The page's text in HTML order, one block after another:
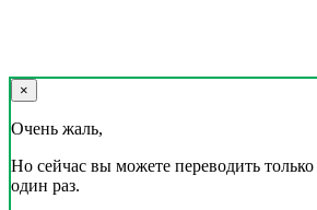
×
Очень жаль,
Но сейчас вы можете переводить только
один раз.